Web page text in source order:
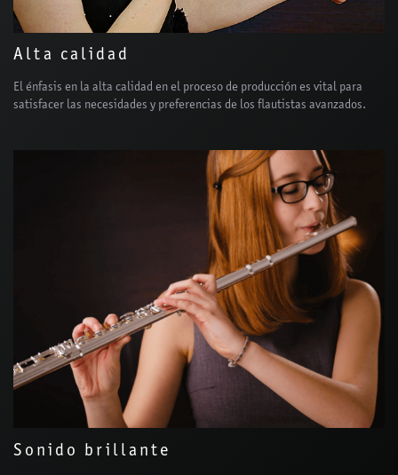
Alta calidad
El énfasis en la alta calidad en el proceso de producción es vital para
satisfacer las necesidades y preferencias de los flautistas avanzados.
Sonido brillante